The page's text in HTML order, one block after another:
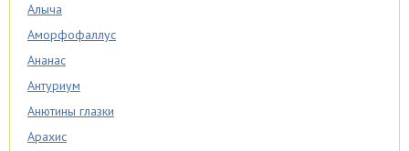
Алыча
Аморфофаллус
Ананас
Антуриум
Анютины глазки
Арахис